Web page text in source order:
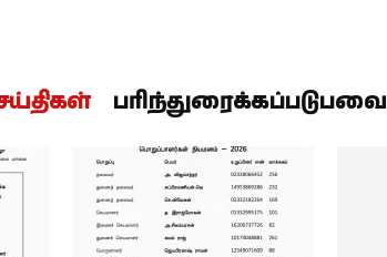
பரிந்துரைக்கப்படுபவை